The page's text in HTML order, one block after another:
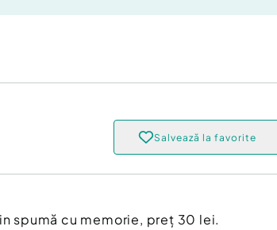
Salvează la favorite
spumă cu memorie, preț 30 lei.